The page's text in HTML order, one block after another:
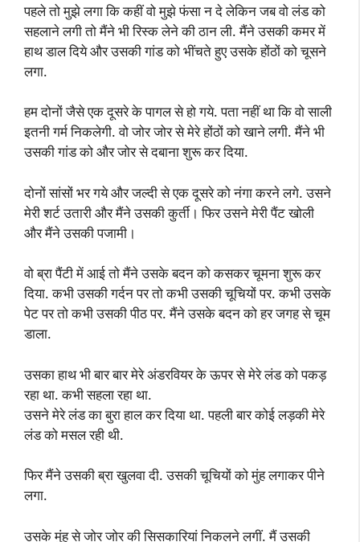
पहले तो मुझे लगा कि कहीं वो मुझे फंसा न दे लेकिन जब वो लंड को
सहलाने लगी तो मैंने भी रिस्क लेने की ठान ली. मैंने उसकी कमर में
हाथ डाल दिये और उसकी गांड को भींचते हुए उसके होंठों को चूसने
लगा.
हम दोनों जैसे एक दूसरे के पागल से हो गये. पता नहीं था कि वो साली
इतनी गर्म निकलेगी. वो जोर जोर से मेरे होंठों को खाने लगी. मैंने भी
उसकी गांड को और जोर से दबाना शुरू कर दिया.
दोनों सांसों भर गये और जल्दी से एक दूसरे को नंगा करने लगे. उसने
मेरी शर्ट उतारी और मैंने उसकी कुर्ती। फिर उसने मेरी पैंट खोली
और मैंने उसकी पजामी।
वो ब्रा पैंटी में आई तो मैंने उसके बदन को कसकर चूमना शुरू कर
दिया. कभी उसकी गर्दन पर तो कभी उसकी चूचियों पर. कभी उसके
पेट पर तो कभी उसकी पीठ पर. मैंने उसके बदन को हर जगह से चूम
डाला.
उसका हाथ भी बार बार मेरे अंडरवियर के ऊपर से मेरे लंड को पकड़
रहा था. कभी सहला रहा था.
उसने मेरे लंड का बुरा हाल कर दिया था. पहली बार कोई लड़की मेरे
लंड को मसल रही थी.
फिर मैंने उसकी ब्रा खुलवा दी. उसकी चूचियों को मुंह लगाकर पीने
लगा.
उसके मुंह से जोर जोर की सिसकारियां निकलने लगीं. मैं उसकी